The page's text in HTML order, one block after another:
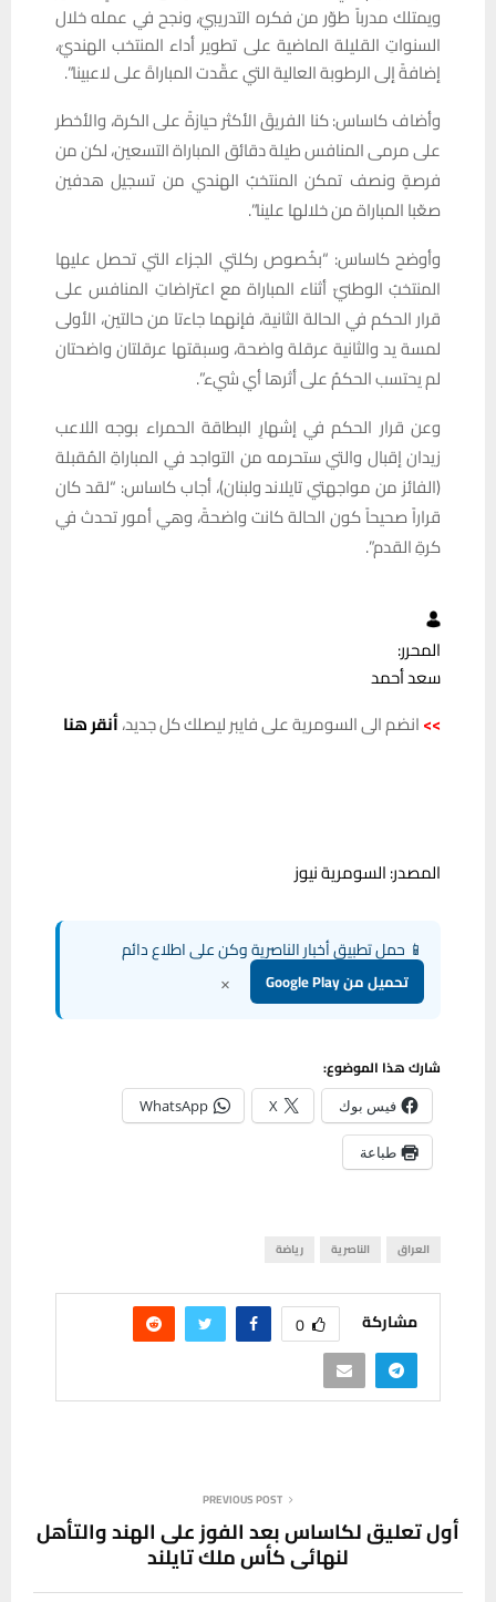
ويمتلك مدرباً طوّر من فكره التدريبيّ، ونجح في عمله خلال
السنواتِ القليلة الماضية على تطوير أداء المنتخب الهنديّ،
إضافةً إلى الرطوبة العالية التي عقّدت المباراةَ على لاعبينا”.
وأضاف كاساس: كنا الفريقَ الأكثر حيازةً على الكرة، والأخطر
على مرمى المنافس طيلة دقائق المباراة التسعين، لكن من
فرصةٍ ونصف تمكن المنتخبُ الهندي من تسجيل هدفين
صعّبا المباراة من خلالها علينا”.
وأوضح كاساس: “بخُصوص ركلتي الجزاء التي تحصل عليها
المنتخبُ الوطنيّ أثناء المباراة مع اعتراضاتِ المنافس على
قرار الحكم في الحالة الثانية، فإنهما جاءتا من حالتين، الأولى
لمسة يد والثانية عرقلة واضحة، وسبقتها عرقلتان واضحتان
لم يحتسب الحكمُ على أثرها أي شيء”.
وعن قرار الحكم في إشهارِ البطاقة الحمراء بوجه اللاعب
زيدان إقبال والتي ستحرمه من التواجد في المباراةِ المُقبلة
(الفائز من مواجهتي تايلاند ولبنان)، أجاب كاساس: “لقد كان
قراراً صحيحاً كون الحالة كانت واضحةً، وهي أمور تحدث في
كرةِ القدم”.
المحرر:
سعد أحمد
>>انضم الى السومرية على فايبر ليصلك كل جديد،أنقر هنا
المصدر: السومرية نيوز
📱 حمل تطبيق أخبار الناصرية وكن على اطلاع دائم
تحميل من Google Play ×
شارك هذا الموضوع:
فيس بوك X
WhatsApp
طباعة
العراق الناصرية رياضة
مشاركة 0
PREVIOUS POST
أول تعليق لكاساس بعد الفوز على الهند والتأهل
لنهائي كأس ملك تايلند